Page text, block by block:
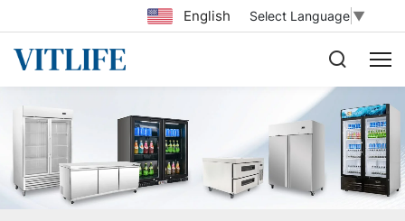
Select Language ▼
English